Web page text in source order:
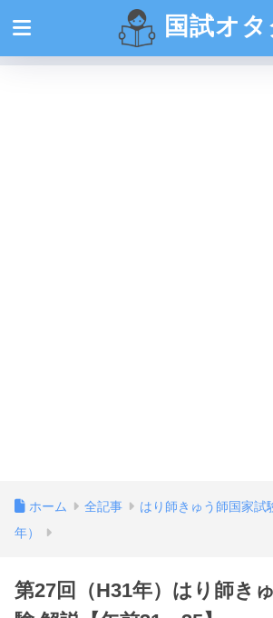
国試オタ
ホーム 全記事 はり師きゅう師国家試
年）
第27回（H31年）はり師き